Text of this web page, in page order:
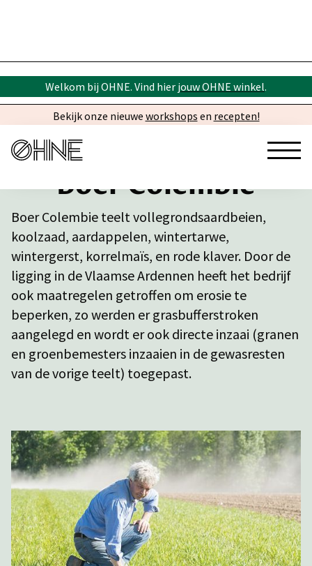
Welkom bij OHNE. Vind hier jouw OHNE winkel.
Bekijk onze nieuwe workshops en recepten!
Boer Colembie
Boer Colembie teelt vollegrondsaardbeien,
koolzaad, aardappelen, wintertarwe,
wintergerst, korrelmaïs, en rode klaver. Door de
ligging in de Vlaamse Ardennen heeft het bedrijf
ook maatregelen getroffen om erosie te
beperken, zo werden er grasbufferstroken
aangelegd en wordt er ook directe inzaai (granen
en groenbemesters inzaaien in de gewasresten
van de vorige teelt) toegepast.